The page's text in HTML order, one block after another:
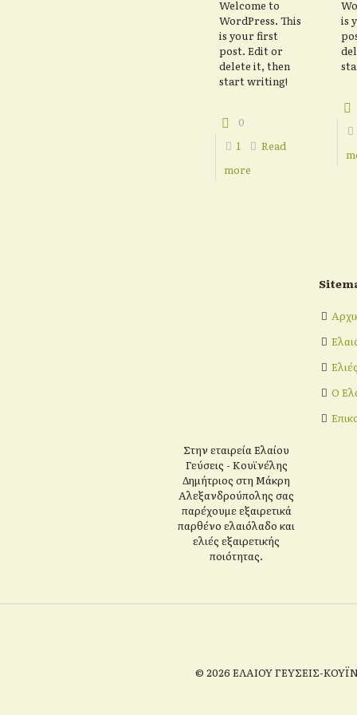
Welcome to
WordPress. This
is your first
post. Edit or
delete it, then
start writing!
0
1
Read
more
is
Στην εταιρεία Ελαίου
Γεύσεις - Κουϊνέλης
Δημήτριος στη Μάκρη
Αλεξανδρούπολης σας
παρέχουμε εξαιρετικά
παρθένο ελαιόλαδο και
ελιές εξαιρετικής
ποιότητας.
Ο
© 2026 ΕΛΑΙΟΥ ΓΕΥΣΕΙΣ-